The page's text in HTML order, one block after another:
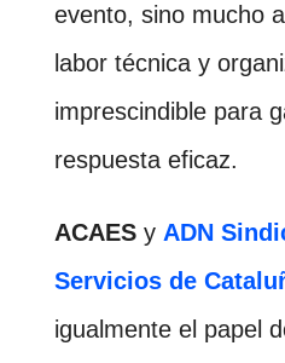
evento, sino mucho
labor técnica y
imprescindible para
respuesta eficaz.
ACAESy ADN
Servicios de
igualmente el papel